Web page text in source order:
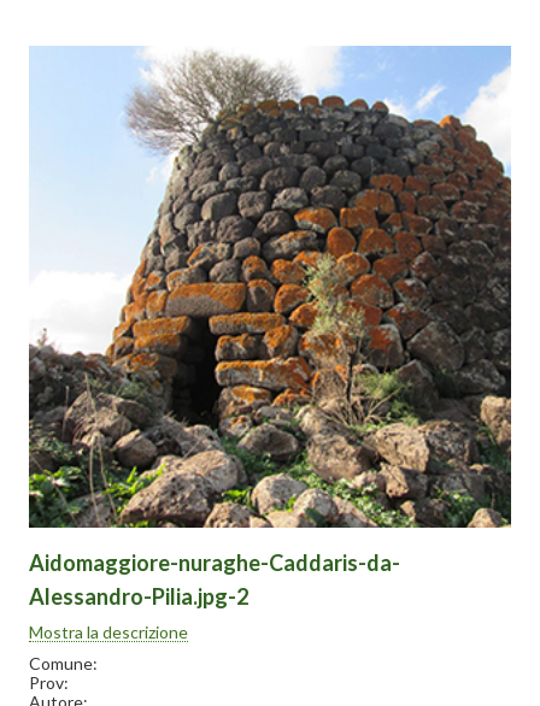
Aidomaggiore-nuraghe-Caddaris-da-
Alessandro-Pilia.jpg-2
Mostra la descrizione
Comune:
Prov:
Autore: